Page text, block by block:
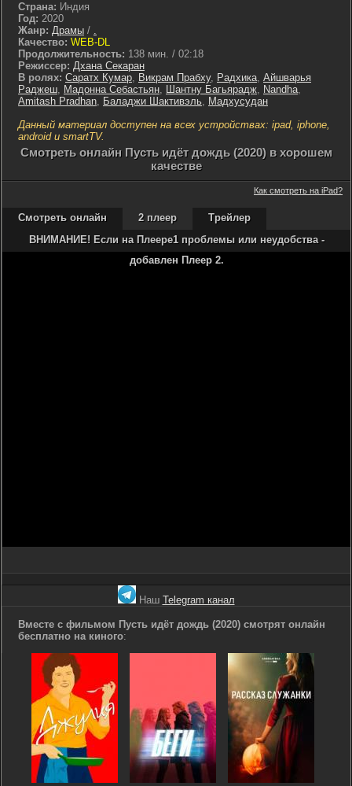
Страна: Индия
Год: 2020
Жанр: Драмы / .
Качество: WEB-DL
Продолжительность: 138 мин. / 02:18
Режиссер: Дхана Секаран
В ролях: Саратх Кумар, Викрам Прабху, Радхика, Айшварья
Раджеш, Мадонна Себастьян, Шантну Багьярадж, Nandha,
Amitash Pradhan, Баладжи Шактивэль, Мадхусудан
Данный материал доступен на всех устройствах: ipad, iphone,
android и smartTV.
Cмотреть онлайн Пусть идёт дождь (2020) в хорошем
качестве
Как смотреть на iPad?
Смотреть онлайн 2 плеер
Трейлер
ВНИМАНИЕ! Если на Плеере1 проблемы или неудобства -
добавлен Плеер 2.
Наш Telegram канал
Вместе с фильмом Пусть идёт дождь (2020) смотрят онлайн
бесплатно на киного: